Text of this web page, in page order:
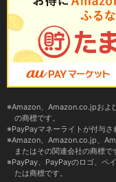
Amazon、Amazon.co.jpおよ
の商標です。
PayPayマネーライトが付与さ
Amazon、Amazon.co.jp、
またはその関連会社の商標で
PayPay、PayPayのロゴ、ペ
たは商標です。